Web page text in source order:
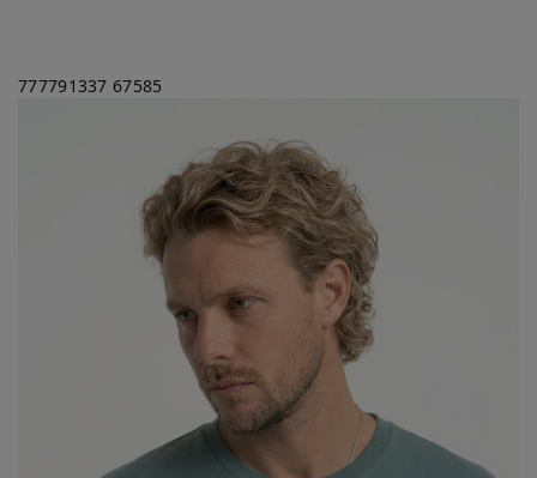
777791337 67585